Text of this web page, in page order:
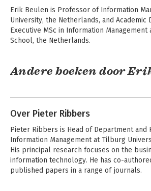
Erik Beulen is Professor of Information
University, the Netherlands, and Academic
Executive MSc in Information Management
School, the Netherlands.
Andere boeken door
Over Pieter Ribbers
Pieter Ribbers is Head of Department and
Information Management at Tilburg
His principal research focuses on the
information technology. He has co-
published papers in a range of journals.